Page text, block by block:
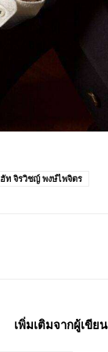
ฮัท จิรวิชญ์ พงษ์ไพจิตร
เพิ่มเติมจากผู้เขียน